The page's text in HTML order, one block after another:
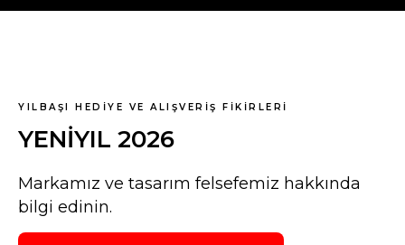
YILBAŞI HEDİYE VE ALIŞVERİŞ FİKİRLERİ
YENİYIL 2026
Markamız ve tasarım felsefemiz hakkında
bilgi edinin.